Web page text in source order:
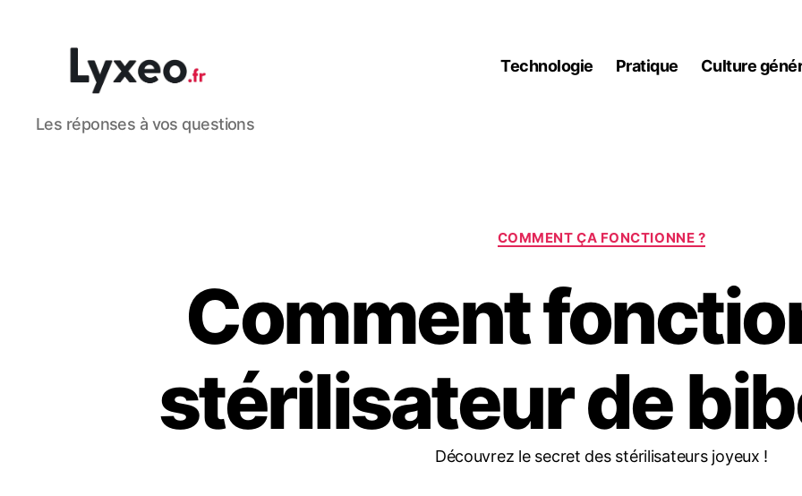
lyxeo.fr
Les réponses à vos questions
Technologie Pratique Culture
Catégories
COMMENT ÇA FONCTIONNE ?
Comment
stérilisateur de
Découvrez le secret des stérilisateurs joyeux !